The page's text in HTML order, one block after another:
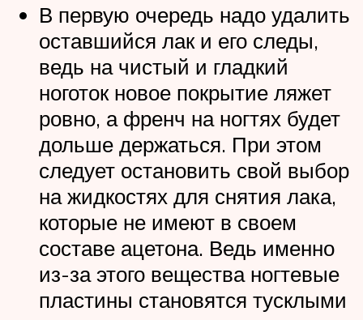
В первую очередь надо удалить
оставшийся лак и его следы,
ведь на чистый и гладкий
ноготок новое покрытие ляжет
ровно, а френч на ногтях будет
дольше держаться. При этом
следует остановить свой выбор
на жидкостях для снятия лака,
которые не имеют в своем
составе ацетона. Ведь именно
из-за этого вещества ногтевые
пластины становятся тусклыми